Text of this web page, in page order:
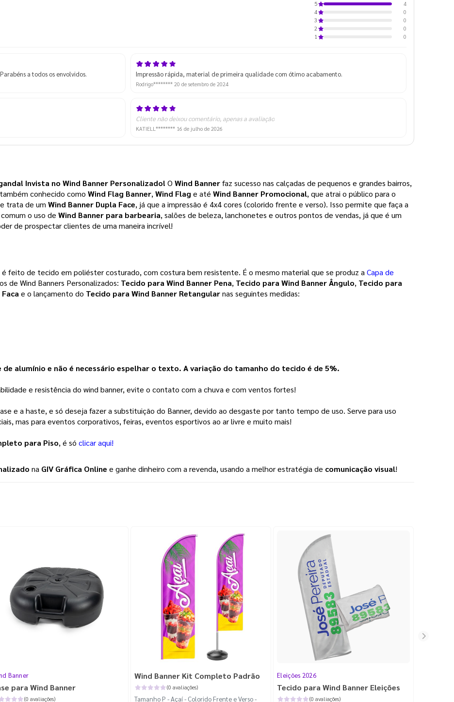
5
4
4
0
3
0
2
0
1
0
a todos os envolvidos. Impressão rápida, material de primeira qualidade com ótimo acabamento.
Rodrigo******** 20 de setembro de 2024
Cliente não deixou comentário, apenas a avaliação
KATIELL******** 16 de julho de 2026
Invista no Wind Banner Personalizado! O Wind Bannerfaz sucesso nas calçadas de pequenos e grandes bairros,
conhecido como Wind Flag Banner,Wind Flag e até Wind Banner Promocional, que atrai o público para o
trata de um Wind Banner Dupla Face, já que a impressão é 4x4 cores (colorido frente e verso). Isso permite que faça a
o uso de Wind Banner para barbearia, salões de beleza, lanchonetes e outros pontos de vendas, já que é um
de prospectar clientes de uma maneira incrível!
é feito de tecido em poliéster costurado, com costura bem resistente. É o mesmo material que se produz aCapa de
de Wind Banners Personalizados: Tecido para Wind Banner Pena, Tecido para Wind Banner Ângulo, Tecido para
e o lançamento do Tecido para Wind Banner Retangular nas seguintes medidas:
de alumínio e não é necessário espelhar o texto. A variação do tamanho do tecido é de 5%.
e resistência do wind banner, evite o contato com a chuva e com ventos fortes!
e a haste, e só deseja fazer a substituição do Banner, devido ao desgaste por tanto tempo de uso. Serve para uso
mas para eventos corporativos, feiras, eventos esportivos ao ar livre e muito mais!
para Piso, é só clicar aqui!
na GIV Gráfica Online e ganhe dinheiro com a revenda, usando a melhor estratégia de comunicação visual!
Banner
para Wind Banner
(0 avaliações)
Wind Banner Kit Completo Padrão
(0 avaliações)
Tamanho P - Açaí - Colorido Frente e Verso -
Eleições 2026
Tecido para Wind Banner Eleições
(0 avaliações)